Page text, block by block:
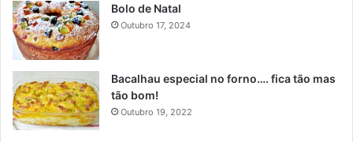
Bolo de Natal
Outubro 17, 2024
Bacalhau especial no forno…. fica tão mas
tão bom!
Outubro 19, 2022